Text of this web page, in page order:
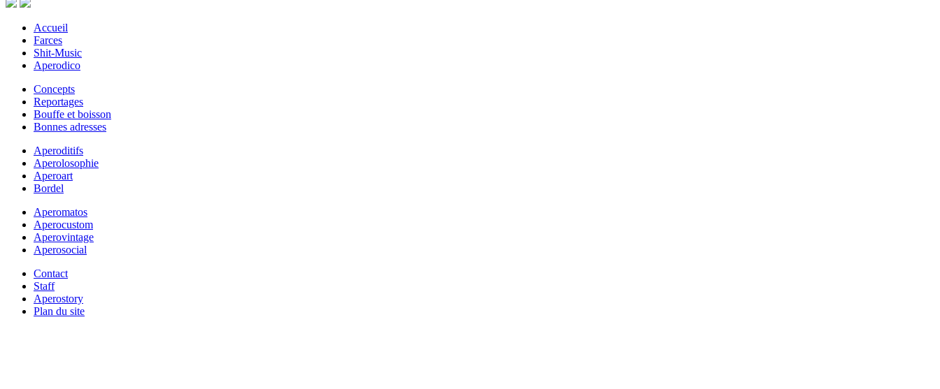
Accueil
Farces
Shit-Music
Aperodico
Concepts
Reportages
Bouffe et boisson
Bonnes adresses
Aperoditifs
Aperolosophie
Aperoart
Bordel
Aperomatos
Aperocustom
Aperovintage
Aperosocial
Contact
Staff
Aperostory
Plan du site